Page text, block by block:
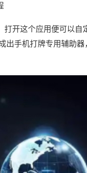
打开这个应用便可以自
出手机打牌专用辅助器